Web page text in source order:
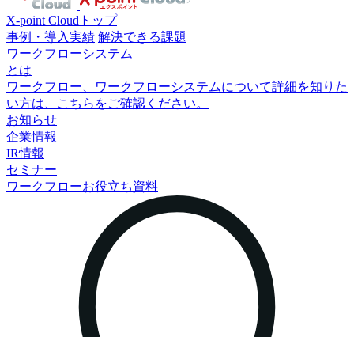
X-point Cloudトップ
事例・導入実績 解決できる課題
ワークフローシステム
とは
ワークフロー、ワークフローシステムについて詳細を知りた
い方は、こちらをご確認ください。
お知らせ
企業情報
IR情報
セミナー
ワークフローお役立ち資料